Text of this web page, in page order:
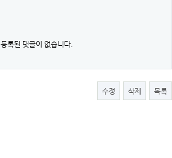
등록된 댓글이 없습니다.
수정 삭제 목록